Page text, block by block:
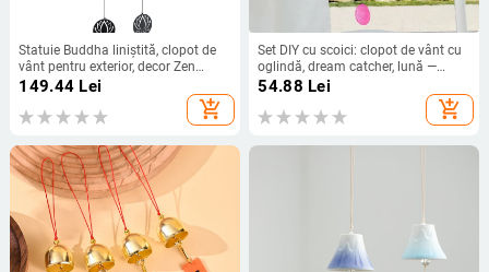
Statuie Buddha liniștită, clopot de
vânt pentru exterior, decor Zen
pentru grădină, cadou, sonerie de
ușă personalizată, lumină de zori,
stil Zen
149.44 Lei
add_shopping_cart
Set DIY cu scoici: clopot de vânt cu
oglindă, dream catcher, lună —
decor interior suspendat, realizare
54.88 Lei
add_shopping_cart